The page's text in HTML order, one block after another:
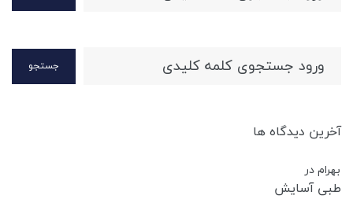
جستجو
آخرین دیدگاه ها
بهرام در
طبی آسایش